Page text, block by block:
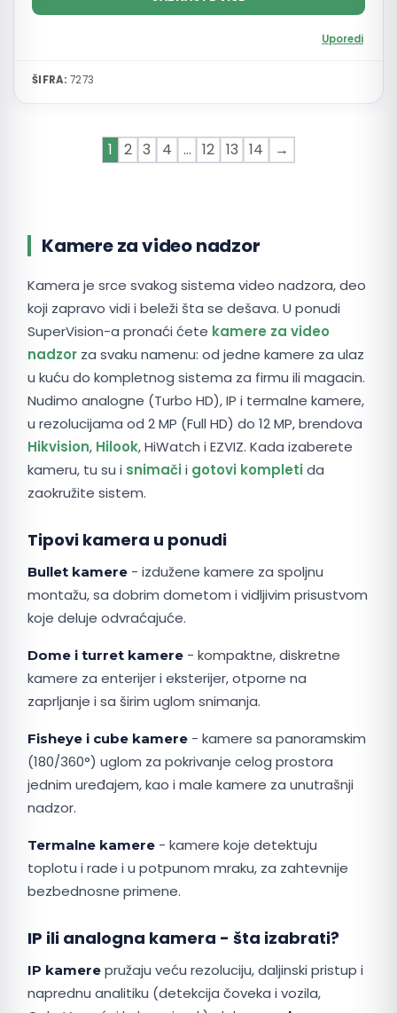
Uporedi
ŠIFRA: 7273
1 2 3 4 … 12 13 14 →
Kamere za video nadzor
Kamera je srce svakog sistema video nadzora, deo
koji zapravo vidi i beleži šta se dešava. U ponudi
SuperVision-a pronaći ćete kamere za video
nadzor za svaku namenu: od jedne kamere za ulaz
u kuću do kompletnog sistema za firmu ili magacin.
Nudimo analogne (Turbo HD), IP i termalne kamere,
u rezolucijama od 2 MP (Full HD) do 12 MP, brendova
Hikvision, Hilook, HiWatch i EZVIZ. Kada izaberete
kameru, tu su i snimačii gotovi kompletida
zaokružite sistem.
Tipovi kamera u ponudi
Bullet kamere - izdužene kamere za spoljnu
montažu, sa dobrim dometom i vidljivim prisustvom
koje deluje odvraćajuće.
Dome i turret kamere - kompaktne, diskretne
kamere za enterijer i eksterijer, otporne na
zaprljanje i sa širim uglom snimanja.
Fisheye i cube kamere - kamere sa panoramskim
(180/360°) uglom za pokrivanje celog prostora
jednim uređajem, kao i male kamere za unutrašnji
nadzor.
Termalne kamere - kamere koje detektuju
toplotu i rade i u potpunom mraku, za zahtevnije
bezbednosne primene.
IP ili analogna kamera - šta izabrati?
IP kamere pružaju veću rezoluciju, daljinski pristup i
naprednu analitiku (detekcija čoveka i vozila,